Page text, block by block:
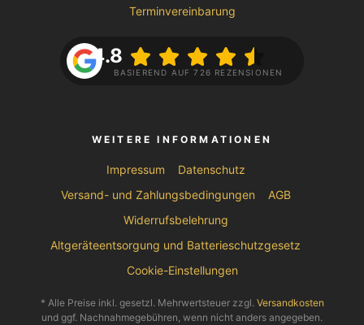
Terminvereinbarung
4.8
BASIEREND AUF 726 REZENSIONEN
WEITERE INFORMATIONEN
Impressum
Datenschutz
Versand- und Zahlungsbedingungen
AGB
Widerrufsbelehrung
Altgeräteentsorgung und Batterieschutzgesetz
Cookie-Einstellungen
* Alle Preise inkl. gesetzl. Mehrwertsteuer zzgl. Versandkosten
und ggf. Nachnahmegebühren, wenn nicht anders angegeben.